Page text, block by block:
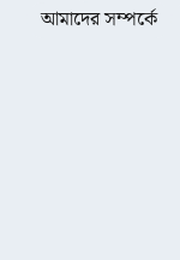
আমাদের সম্পর্কে